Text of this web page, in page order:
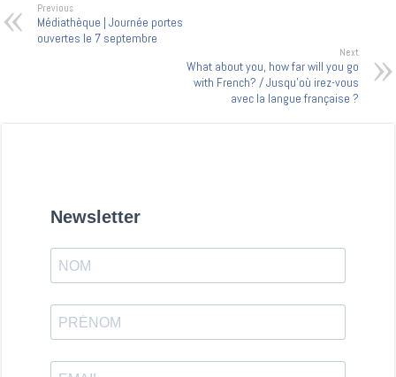
Previous
Médiathèque | Journée portes
ouvertes le 7 septembre
Next
What about you, how far will you go
with French? / Jusqu’où irez-vous
avec la langue française ?